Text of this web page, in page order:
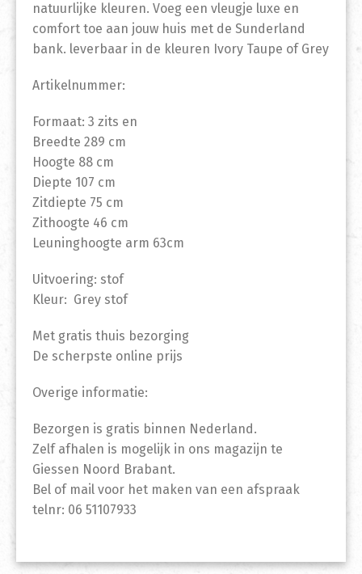
natuurlijke kleuren. Voeg een vleugje luxe en
comfort toe aan jouw huis met de Sunderland
bank. leverbaar in de kleuren Ivory Taupe of Grey
Artikelnummer:
Formaat: 3 zits en
Breedte 289 cm
Hoogte 88 cm
Diepte 107 cm
Zitdiepte 75 cm
Zithoogte 46 cm
Leuninghoogte arm 63cm
Uitvoering: stof
Kleur: Grey stof
Met gratis thuis bezorging
De scherpste online prijs
Overige informatie:
Bezorgen is gratis binnen Nederland.
Zelf afhalen is mogelijk in ons magazijn te
Giessen Noord Brabant.
Bel of mail voor het maken van een afspraak
telnr: 06 51107933